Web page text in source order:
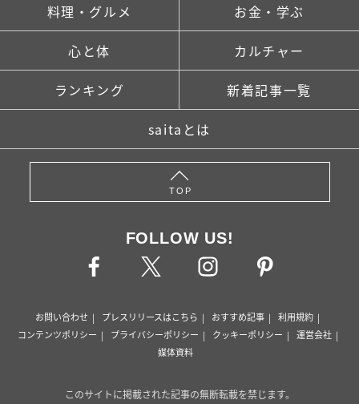
料理・グルメ お金・学ぶ
心と体 カルチャー
ランキング 新着記事一覧
saitaとは
TOP
FOLLOW US!
お問い合わせ プレスリリースはこちら おすすめ記事
利用規約
コンテンツポリシー
プライバシーポリシー クッキーポリシー
運営会社
媒体資料
このサイトに掲載された記事の無断転載を禁じます。